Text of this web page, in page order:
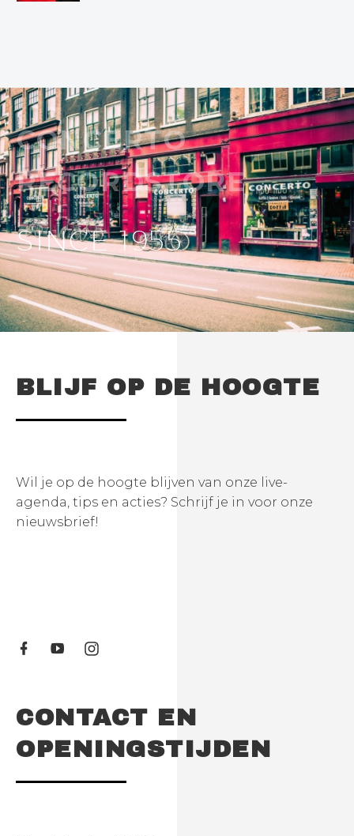
CONCERTO
RECORDSTORE
SINCE 1955
CONTACT EN
OPENINGSTIJDEN
BLIJF OP DE HOOGTE
Wil je op de hoogte blijven van onze live-
agenda, tips en acties? Schrijf je in voor onze
nieuwsbrief!